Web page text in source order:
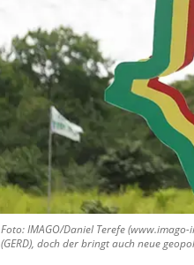
Foto: IMAGO/Daniel Terefe
(GERD), doch der bringt auch neue